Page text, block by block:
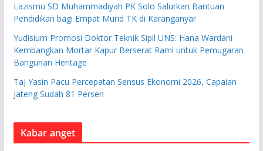
Lazismu SD Muhammadiyah PK Solo Salurkan Bantuan
Pendidikan bagi Empat Murid TK di Karanganyar
Yudisium Promosi Doktor Teknik Sipil UNS: Hana Wardani
Kembangkan Mortar Kapur Berserat Rami untuk Pemugaran
Bangunan Heritage
Taj Yasin Pacu Percepatan Sensus Ekonomi 2026, Capaian
Jateng Sudah 81 Persen
Kabar anget